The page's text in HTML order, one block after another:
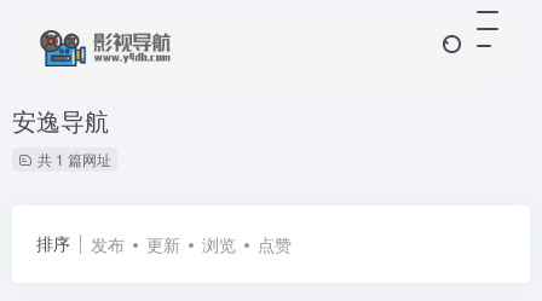
安逸导航
共 1 篇网址
排序 发布 更新 浏览 点赞